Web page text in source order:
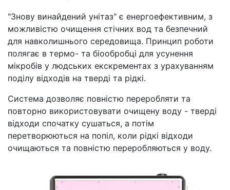
"Знову винайдений унітаз" є енергоефективним, з
можливістю очищення стічних вод та безпечний
для навколишнього середовища. Принцип роботи
полягає в термо- та біообробці для усунення
мікробів у людських екскрементах з урахуванням
поділу відходів на тверді та рідкі.
Система дозволяє повністю переробляти та
повторно використовувати очищену воду - тверді
відходи спочатку сушаться, а потім
перетворюються на попіл, коли рідкі відходи
очищаються та повністю переробляються у воду.